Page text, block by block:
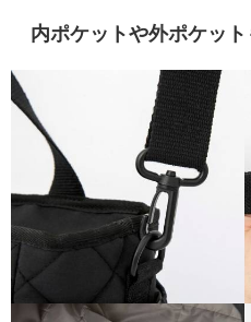
内ポケットや外ポケット